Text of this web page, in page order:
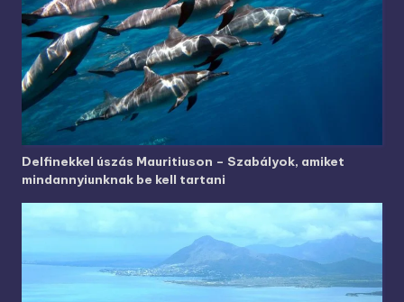
Delfinekkel úszás Mauritiuson – Szabályok, amiket
mindannyiunknak be kell tartani